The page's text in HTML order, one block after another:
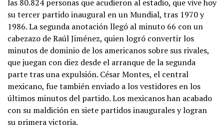
las 80.824 personas que acudieron al estadio, que vive hoy
su tercer partido inaugural en un Mundial, tras 1970 y
1986. La segunda anotación llegó al minuto 66 con un
cabezazo de Raúl Jiménez, quien logró convertir los
minutos de dominio de los americanos sobre sus rivales,
que juegan con diez desde el arranque de la segunda
parte tras una expulsión. César Montes, el central
mexicano, fue también enviado a los vestidores en los
últimos minutos del partido. Los mexicanos han acabado
con su maldición en siete partidos inaugurales y logran
su primera victoria.